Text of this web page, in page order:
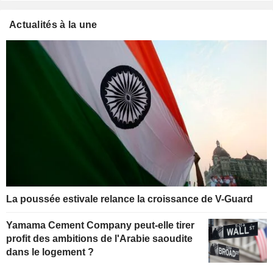
Actualités à la une
La poussée estivale relance la croissance de V-Guard
Yamama Cement Company peut-elle tirer
profit des ambitions de l'Arabie saoudite
dans le logement ?